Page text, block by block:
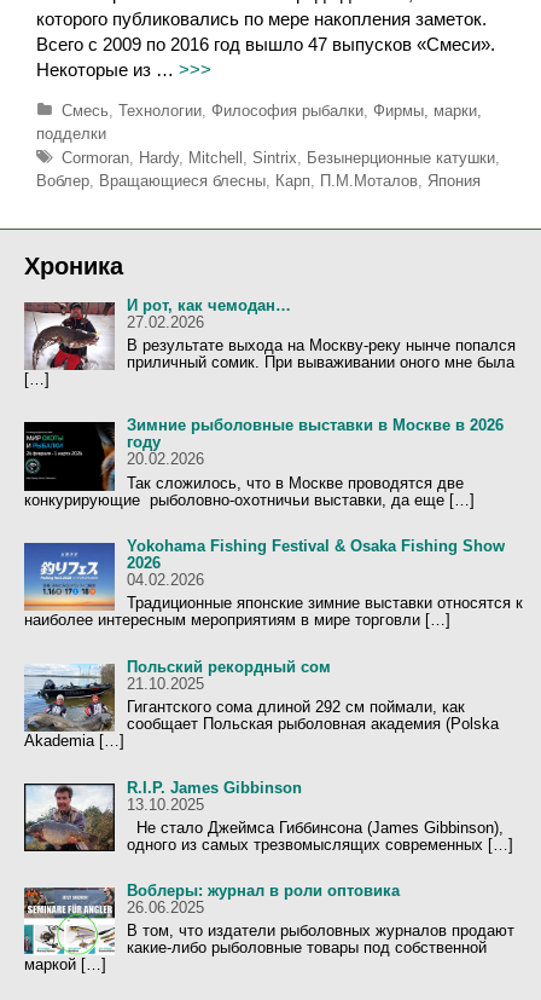
которого публиковались по мере накопления заметок.
Всего с 2009 по 2016 год вышло 47 выпусков «Смеси».
Некоторые из … >>>
Р
у
б
р
Смесь Технологии, Философия рыбалки, Фирмы, марки,
подделки
М
е
к
Cormoran, Hardy, Mitchell Sintrix Безынерционные катушки,
Воблер
Вращающиеся блесны Карп П.М.Моталов Япония
Хроника
И рот, как чемодан…
27.02.2026
В результате выхода на Москву-реку нынче попался
приличный сомик. При вываживании оного мне была
[…]
Зимние рыболовные выставки в Москве в 2026
году
20.02.2026
Так сложилось, что в Москве проводятся две
конкурирующие рыболовно-охотничьи выставки, да еще […]
Yokohama Fishing Festival & Osaka Fishing Show
2026
04.02.2026
Традиционные японские зимние выставки относятся к
наиболее интересным мероприятиям в мире торговли […]
Польский рекордный сом
21.10.2025
Гигантского сома длиной 292 см поймали, как
сообщает Польская рыболовная академия (Polska
Akademia […]
R.I.P. James Gibbinson
13.10.2025
Не стало Джеймса Гиббинсона (James Gibbinson),
одного из самых трезвомыслящих современных […]
Воблеры: журнал в роли оптовика
26.06.2025
В том, что издатели рыболовных журналов продают
какие-либо рыболовные товары под собственной
маркой […]